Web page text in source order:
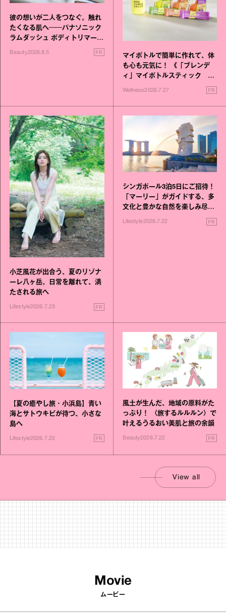
彼の想いが二人をつなぐ。触れ
たくなる肌へ──パナソニック
ラムダッシュ ボディトリマーが
Beauty2026.8.5 PR
マイボトルで簡単に作れて、体
も心も元気に！ 《「ブレンデ
ィ」マイボトルスティック い
いこと毎日》シリーズが誕生
Wellness2026.7.27 PR
小芝風花が出合う、夏のリゾナ
ーレ八ヶ岳。日常を離れて、満
たされる旅へ
Lifestyle2026.7.23 PR
シンガポール3泊5日にご招待！
「マーリー」がガイドする、多
文化と豊かな自然を楽しみ尽く
Lifestyle2026.7.22 PR
【夏の癒やし旅・小浜島】青い
海とサトウキビが待つ、小さな
島へ
Lifestyle2026.7.22 PR
風土が生んだ、地域の原料がた
っぷり！ 〈旅するルルルン〉で
叶えるうるおい美肌と旅の余韻
Beauty2026.7.22 PR
View all
Movie
ムービー